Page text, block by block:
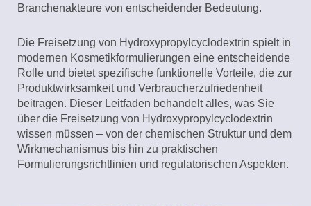
Branchenakteure von entscheidender Bedeutung.
Die Freisetzung von Hydroxypropylcyclodextrin spielt in
modernen Kosmetikformulierungen eine entscheidende
Rolle und bietet spezifische funktionelle Vorteile, die zur
Produktwirksamkeit und Verbraucherzufriedenheit
beitragen. Dieser Leitfaden behandelt alles, was Sie
über die Freisetzung von Hydroxypropylcyclodextrin
wissen müssen – von der chemischen Struktur und dem
Wirkmechanismus bis hin zu praktischen
Formulierungsrichtlinien und regulatorischen Aspekten.